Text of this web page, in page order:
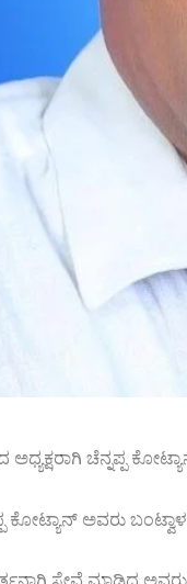
ಚೆನ್ನಪ್ಪ
ಕೋಟ್ಯಾನ್ ಅವರು